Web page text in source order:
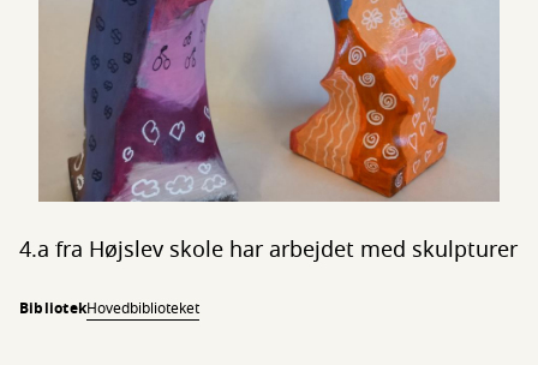
4.a fra Højslev skole har arbejdet med skulpturer
BibliotekHovedbiblioteket